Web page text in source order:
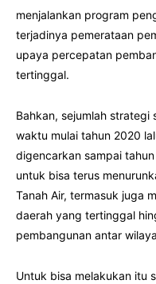
menjalankan program
terjadinya pemerataan
upaya percepatan
tertinggal.
Bahkan, sejumlah
waktu mulai tahun 2020
digencarkan sampai
untuk bisa terus
Tanah Air, termasuk juga
daerah yang tertinggal
pembangunan antar
Untuk bisa melakukan itu